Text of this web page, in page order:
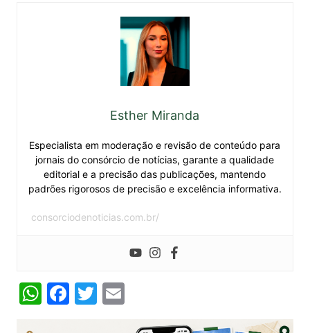
Esther Miranda
Especialista em moderação e revisão de conteúdo para
jornais do consórcio de notícias, garante a qualidade
editorial e a precisão das publicações, mantendo
padrões rigorosos de precisão e excelência informativa.
consorciodenoticias.com.br/
W F T E